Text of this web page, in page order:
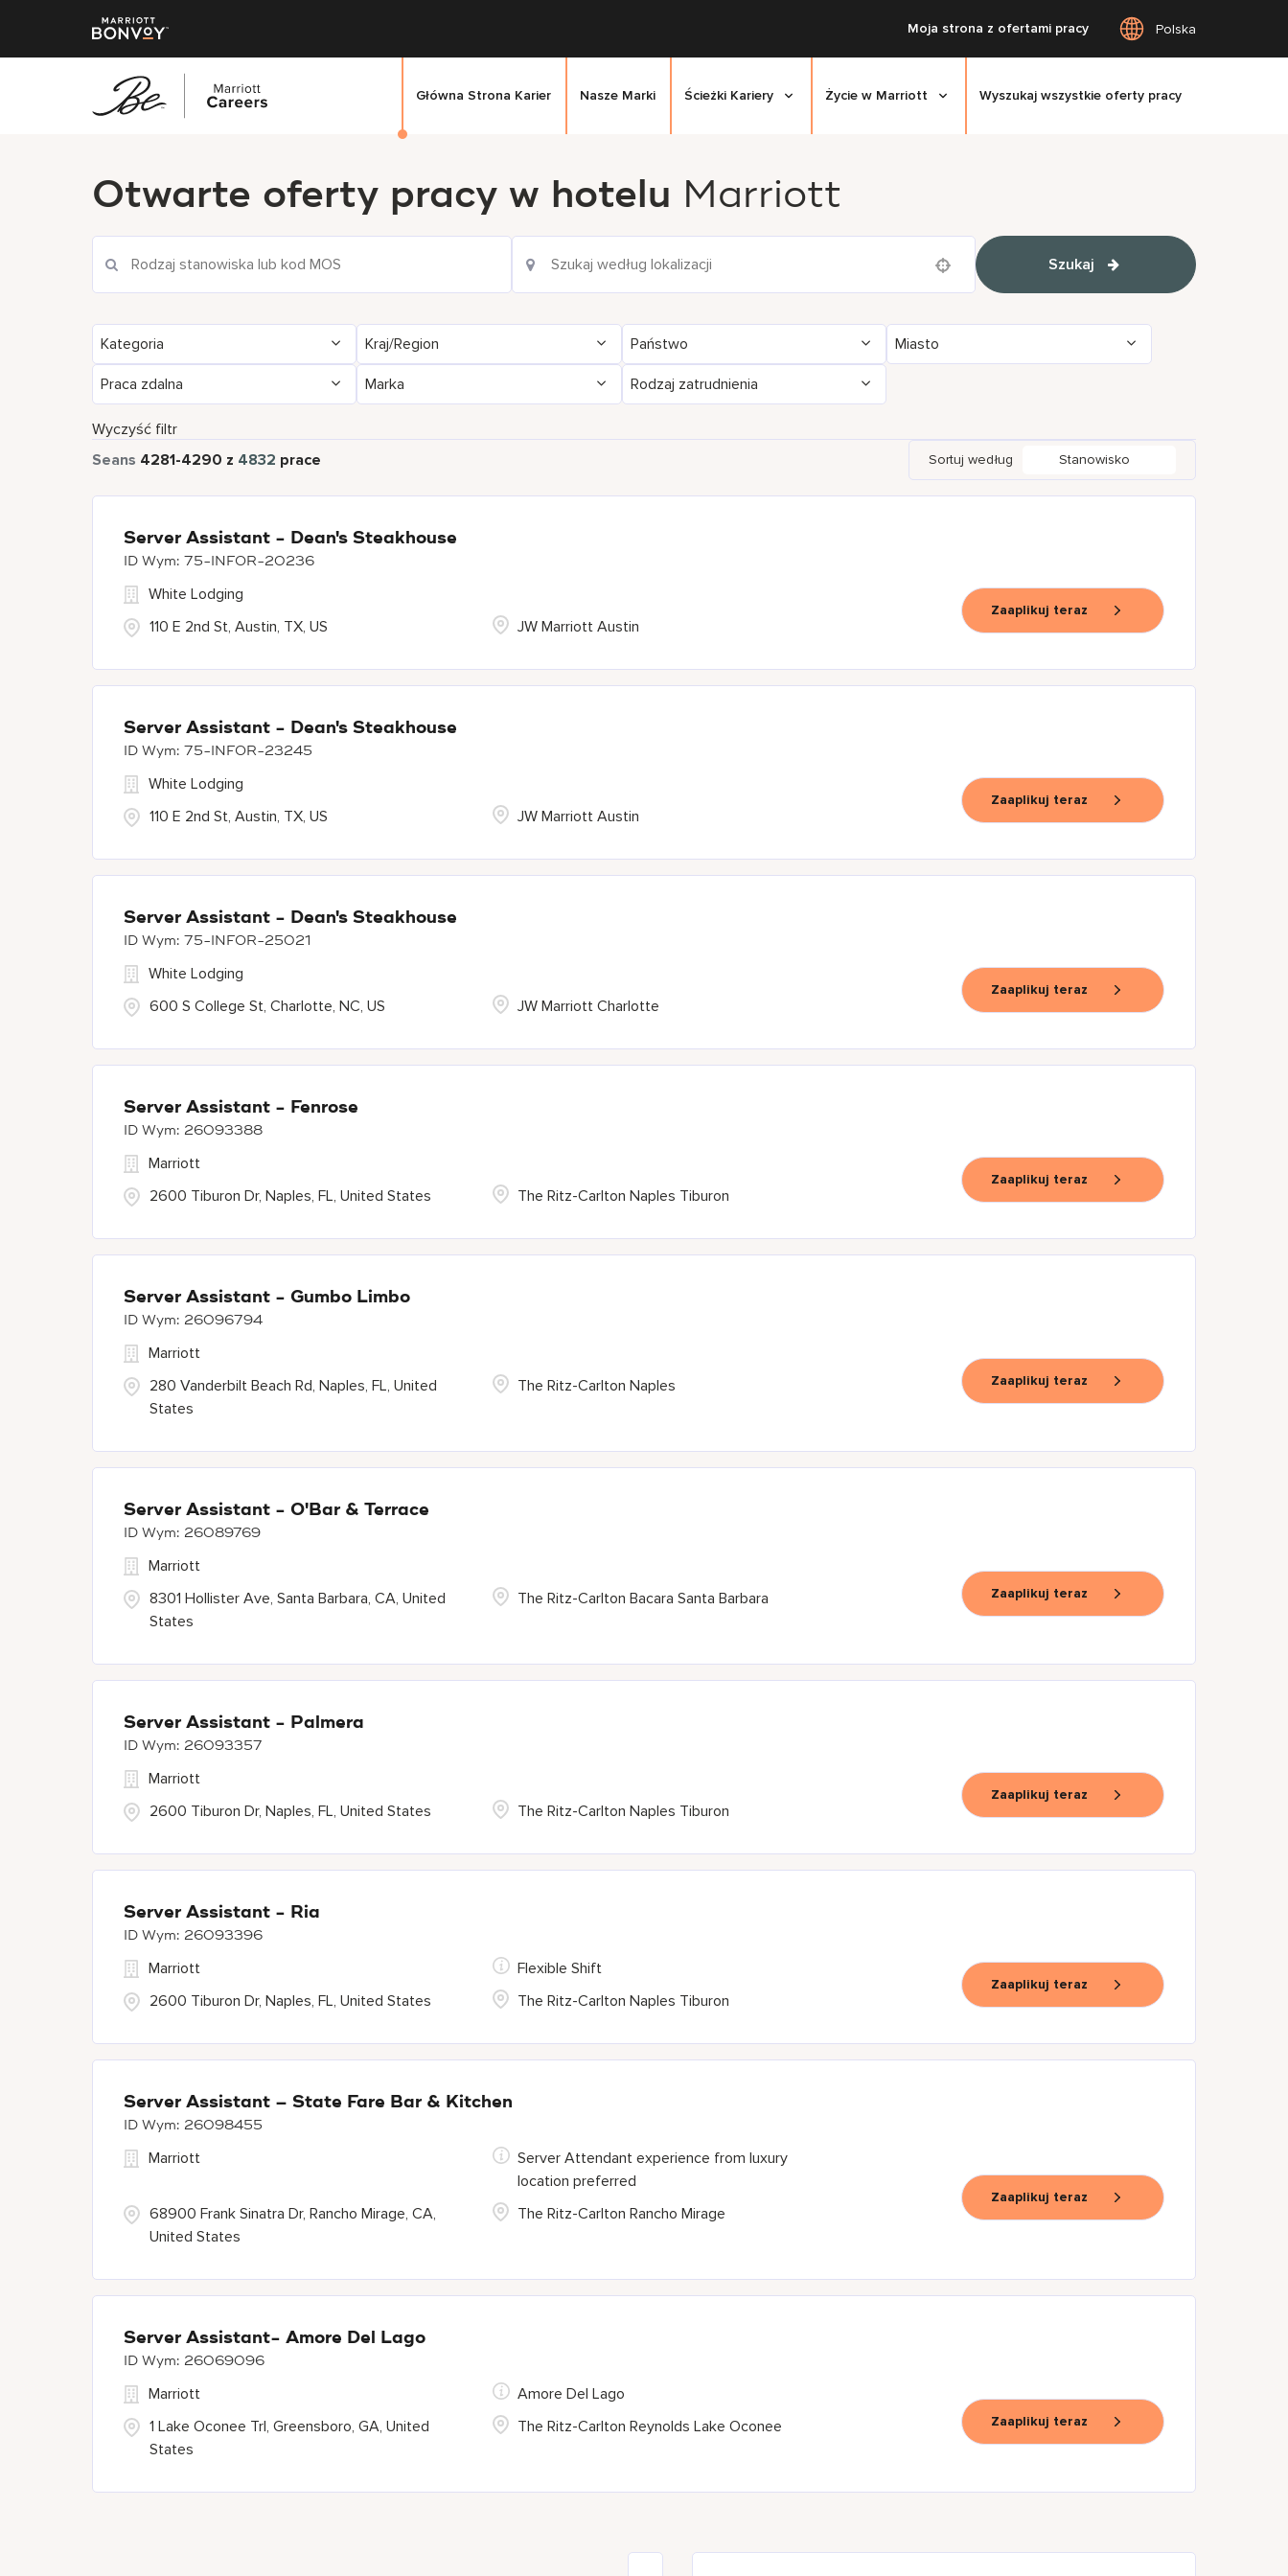
Moja strona z ofertami pracy Polska
Główna Strona Karier Nasze Marki Ścieżki Kariery Życie w Marriott Wyszukaj wszystkie oferty pracy
Otwarte oferty pracy w hotelu Marriott
Szukaj
Kategoria Kraj/Region Państwo Miasto
Praca zdalna Marka Rodzaj zatrudnienia
Wyczyść filtr
Seans 4281-4290 z 4832 prace Sortuj według Stanowisko
Server Assistant - Dean's Steakhouse
75-INFOR-20236
110 E 2nd St, Austin, TX, US
White Lodging
JW Marriott Austin
Zaaplikuj teraz
Server Assistant - Dean's Steakhouse
75-INFOR-23245
110 E 2nd St, Austin, TX, US
White Lodging
JW Marriott Austin
Zaaplikuj teraz
Server Assistant - Dean's Steakhouse
75-INFOR-25021
600 S College St, Charlotte, NC, US
White Lodging
JW Marriott Charlotte
Zaaplikuj teraz
Server Assistant - Fenrose
26093388
2600 Tiburon Dr, Naples, FL, United States
Marriott
The Ritz-Carlton Naples Tiburon
Zaaplikuj teraz
Server Assistant - Gumbo Limbo
26096794
280 Vanderbilt Beach Rd, Naples, FL, United
States
Marriott
The Ritz-Carlton Naples
Zaaplikuj teraz
Server Assistant - O'Bar & Terrace
26089769
8301 Hollister Ave, Santa Barbara, CA, United
States
Marriott
The Ritz-Carlton Bacara Santa Barbara
Zaaplikuj teraz
Server Assistant - Palmera
26093357
2600 Tiburon Dr, Naples, FL, United States
Marriott
The Ritz-Carlton Naples Tiburon
Zaaplikuj teraz
Server Assistant - Ria
26093396
2600 Tiburon Dr, Naples, FL, United States
Marriott
The Ritz-Carlton Naples Tiburon
Flexible Shift
Zaaplikuj teraz
Server Assistant – State Fare Bar & Kitchen
26098455
68900 Frank Sinatra Dr, Rancho Mirage, CA,
United States
Marriott
The Ritz-Carlton Rancho Mirage
Server Attendant experience from luxury
location preferred
Zaaplikuj teraz
Server Assistant- Amore Del Lago
26069096
1 Lake Oconee Trl, Greensboro, GA, United
States
Marriott
The Ritz-Carlton Reynolds Lake Oconee
Amore Del Lago
Zaaplikuj teraz